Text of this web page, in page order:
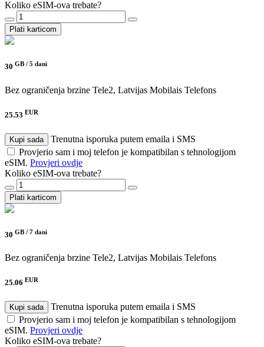
Koliko eSIM-ova trebate?
Plati karticom
30 GB / 5 dani
Bez ograničenja brzine Tele2, Latvijas Mobilais Telefons
25.53 EUR
Kupi sada
Trenutna isporuka putem emaila i SMS
Provjerio sam i moj telefon je kompatibilan s tehnologijom
eSIM. Provjeri ovdje
Koliko eSIM-ova trebate?
Plati karticom
30 GB / 7 dani
Bez ograničenja brzine Tele2, Latvijas Mobilais Telefons
25.06 EUR
Kupi sada
Trenutna isporuka putem emaila i SMS
Provjerio sam i moj telefon je kompatibilan s tehnologijom
eSIM. Provjeri ovdje
Koliko eSIM-ova trebate?